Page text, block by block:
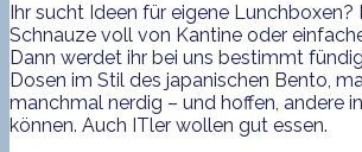
Ihr sucht Ideen für eigene Lunchboxen?
Schnauze voll von Kantine oder
Dann werdet ihr bei uns bestimmt
Dosen im Stil des japanischen Bento,
manchmal nerdig – und hoffen, andere
können. Auch ITler wollen gut essen.